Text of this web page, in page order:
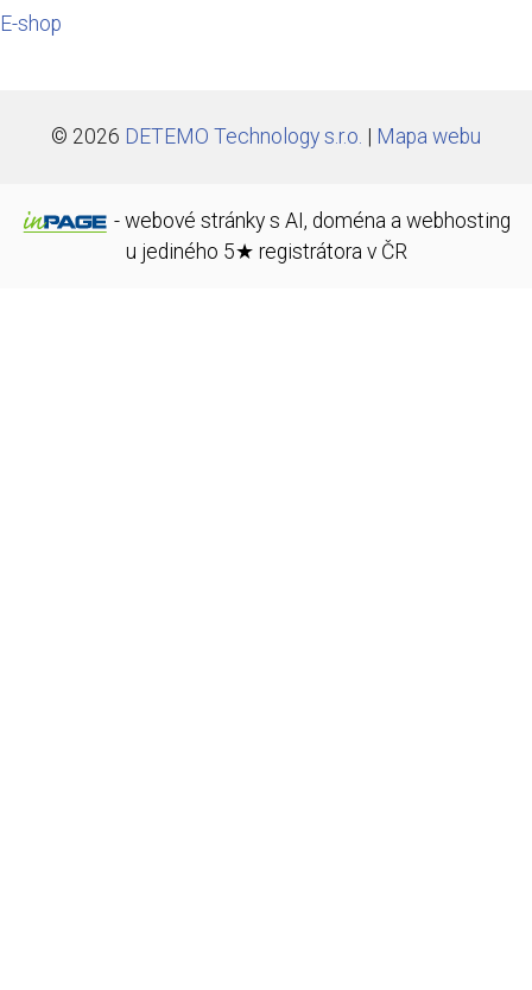
E-shop
© 2026 DETEMO Technology s.r.o. Mapa webu
- webové stránky s AI, doména a webhosting
u jediného 5★ registrátora v ČR